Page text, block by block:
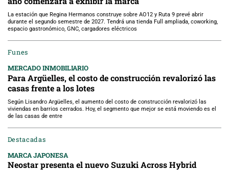
La estación que Regina Hermanos construye sobre AO12 y Ruta 9 prevé abrir
durante el segundo semestre de 2027. Tendrá una tienda Full ampliada, coworking,
espacio gastronómico, GNC, cargadores eléctricos
Funes
MERCADO INMOBILIARIO
Para Argüelles, el costo de construcción revalorizó las
casas frente a los lotes
Según Lisandro Argüelles, el aumento del costo de construcción revalorizó las
viviendas en barrios cerrados. Hoy, el segmento que mejor se está moviendo es el
de las casas de entre
Destacadas
MARCA JAPONESA
Neostar presenta el nuevo Suzuki Across Hybrid